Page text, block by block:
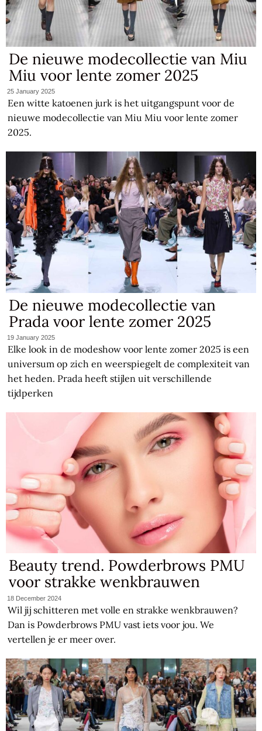
De nieuwe modecollectie van Miu
Miu voor lente zomer 2025
25 January 2025
Een witte katoenen jurk is het uitgangspunt voor de
nieuwe modecollectie van Miu Miu voor lente zomer
2025.
De nieuwe modecollectie van
Prada voor lente zomer 2025
19 January 2025
Elke look in de modeshow voor lente zomer 2025 is een
universum op zich en weerspiegelt de complexiteit van
het heden. Prada heeft stijlen uit verschillende
tijdperken
Beauty trend. Powderbrows PMU
voor strakke wenkbrauwen
18 December 2024
Wil jij schitteren met volle en strakke wenkbrauwen?
Dan is Powderbrows PMU vast iets voor jou. We
vertellen je er meer over.